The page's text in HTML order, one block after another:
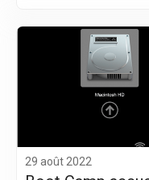
29 août 2022